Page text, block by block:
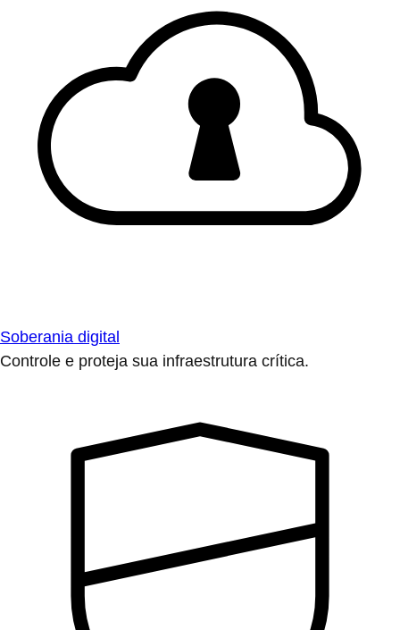
Soberania digital
Controle e proteja sua infraestrutura crítica.